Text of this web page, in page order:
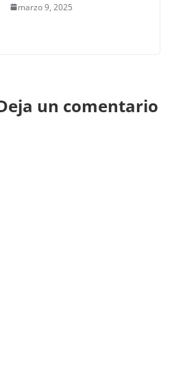
marzo 9, 2025
un comentario